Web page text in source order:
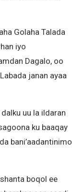
Golaha Talada
iyo
Dagalo, oo
janan ayaa
uu la ildaran
ku baaqay
bani’aadantinimo
boqol ee